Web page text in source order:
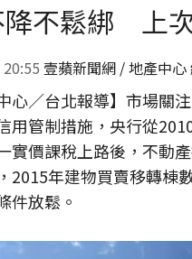
降不鬆綁 上
壹蘋新聞網 / 地產中心
中心／台北報導】市場關
用管制措施，央行從
實價課稅上路後，不動
2015年建物買賣移轉棟
件放鬆。